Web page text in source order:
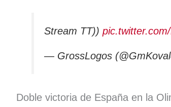
Stream TT))
— GrossLogos
Doble victoria de España en la